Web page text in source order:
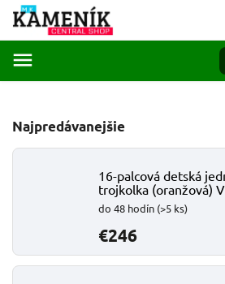
Najpredávanejšie
16-palcová detská
trojkolka (oranžová)
do 48 hodín (>5 ks)
€246